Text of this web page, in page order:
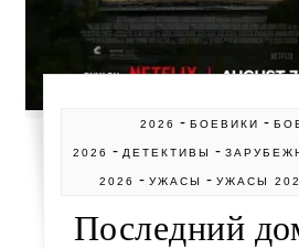
2026 - БОЕВИКИ -
2026 - ДЕТЕКТИВЫ -
2026 -УЖАСЫ -УЖАСЫ
Последний